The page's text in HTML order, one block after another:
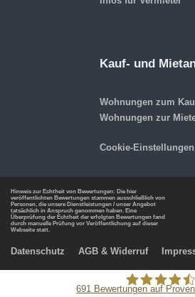
Kauf- und
Wohnungen zum
Wohnungen zur
Cookie-Einstellungen
Hinweis zur Echtheit von Bewertungen: Die hier
veröffentlichten Bewertungen stammen ausschließlich von
Personen, die unsere Dienstleistungen / unser Angebot
tatsächlich in Anspruch genommen haben. Eine
Überprüfung der Echtheit der erfolgten Bewertungen fand
durch manuelle Prüfung vor Veröffentlichung auf dieser
Webseite statt.
Datenschutz AGB & Widerruf
691 Bewertungen auf